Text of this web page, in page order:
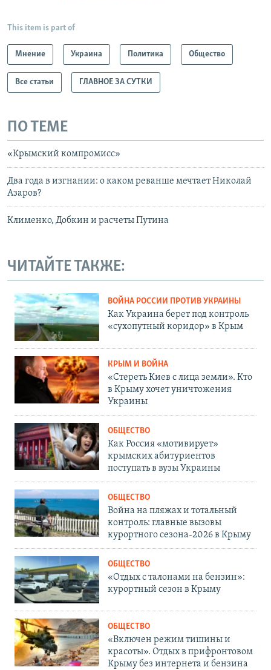
This item is part of
Мнение Украина Политика Общество
Все статьи ГЛАВНОЕ ЗА СУТКИ
ПО ТЕМЕ
«Крымский компромисс»
Два года в изгнании: о каком реванше мечтает Николай
Азаров?
Клименко, Добкин и расчеты Путина
ЧИТАЙТЕ ТАКЖЕ:
ВОЙНА РОССИИ ПРОТИВ УКРАИНЫ
Как Украина берет под контроль
«сухопутный коридор» в Крым
КРЫМ И ВОЙНА
«Стереть Киев с лица земли». Кто
в Крыму хочет уничтожения
Украины
ОБЩЕСТВО
Как Россия «мотивирует»
крымских абитуриентов
поступать в вузы Украины
ОБЩЕСТВО
Война на пляжах и тотальный
контроль: главные вызовы
курортного сезона-2026 в Крыму
ОБЩЕСТВО
«Отдых с талонами на бензин»:
курортный сезон в Крыму
ОБЩЕСТВО
«Включен режим тишины и
красоты». Отдых в прифронтовом
Крыму без интернета и бензина